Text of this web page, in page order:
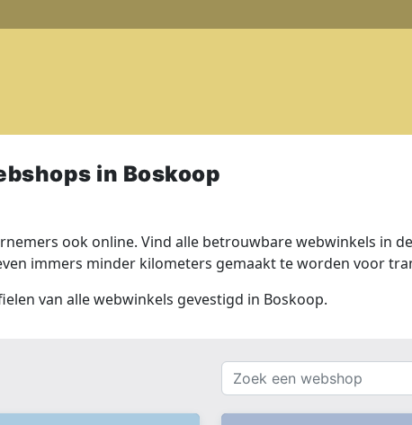
in Boskoop
ook online. Vind alle betrouwbare webwinkels in
immers minder kilometers gemaakt te worden voor
van alle webwinkels gevestigd in Boskoop.
Zoek
een
webshop